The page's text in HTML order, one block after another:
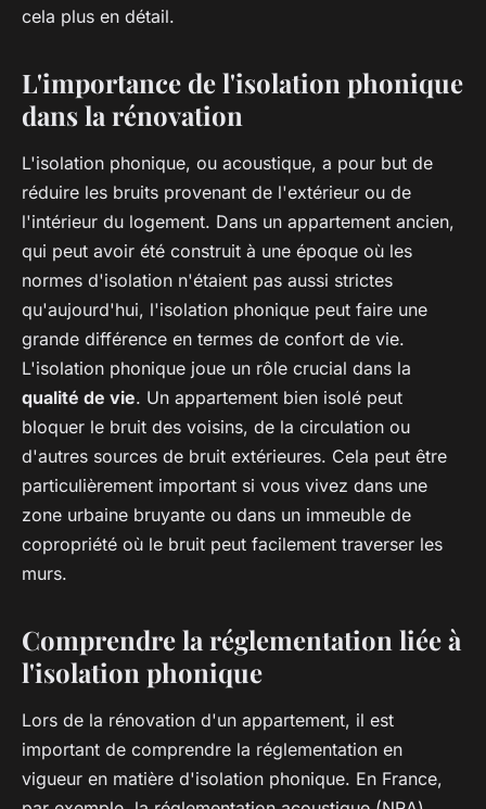
cela plus en détail.
L'importance de l'isolation phonique
dans la rénovation
L'isolation phonique, ou acoustique, a pour but de
réduire les bruits provenant de l'extérieur ou de
l'intérieur du logement. Dans un appartement ancien,
qui peut avoir été construit à une époque où les
normes d'isolation n'étaient pas aussi strictes
qu'aujourd'hui, l'isolation phonique peut faire une
grande différence en termes de confort de vie.
L'isolation phonique joue un rôle crucial dans la
qualité de vie. Un appartement bien isolé peut
bloquer le bruit des voisins, de la circulation ou
d'autres sources de bruit extérieures. Cela peut être
particulièrement important si vous vivez dans une
zone urbaine bruyante ou dans un immeuble de
copropriété où le bruit peut facilement traverser les
murs.
Comprendre la réglementation liée à
l'isolation phonique
Lors de la rénovation d'un appartement, il est
important de comprendre la réglementation en
vigueur en matière d'isolation phonique. En France,